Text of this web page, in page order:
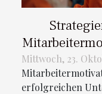
Mittwoch, 23.
erfolgreichen